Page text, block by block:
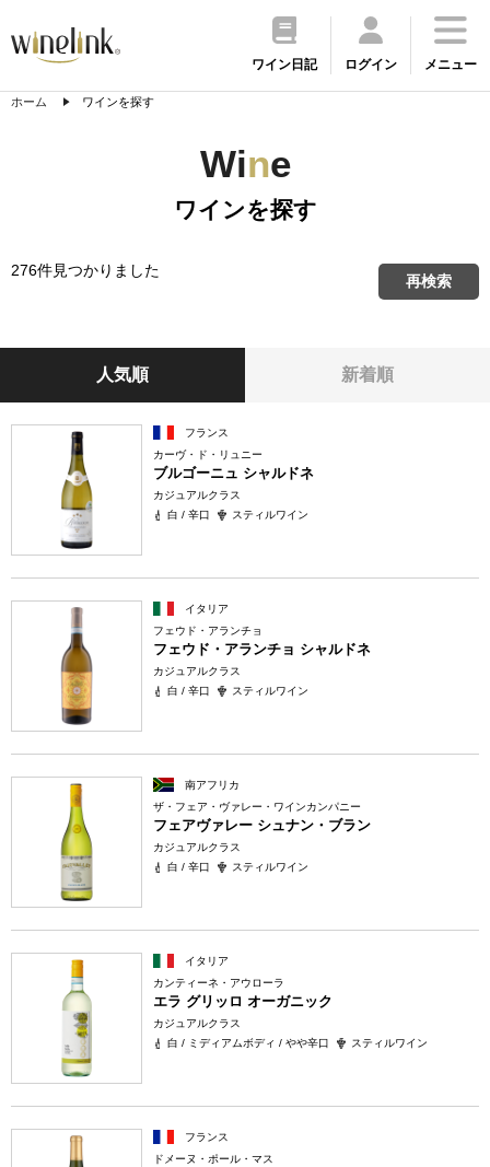
ワイン日記 ログイン メニュー
ホーム ワインを探す
Wine
ワインを探す
276件見つかりました
再検索
人気順 新着順
フランス
カーヴ・ド・リュニー
ブルゴーニュ シャルドネ
カジュアルクラス
白 / 辛口
スティルワイン
イタリア
フェウド・アランチョ
フェウド・アランチョ シャルドネ
カジュアルクラス
白 / 辛口
スティルワイン
南アフリカ
ザ・フェア・ヴァレー・ワインカンパニー
フェアヴァレー シュナン・ブラン
カジュアルクラス
白 / 辛口
スティルワイン
イタリア
カンティーネ・アウローラ
エラ グリッロ オーガニック
カジュアルクラス
白 / ミディアムボディ / やや辛口
スティルワイン
フランス
ドメーヌ・ポール・マス